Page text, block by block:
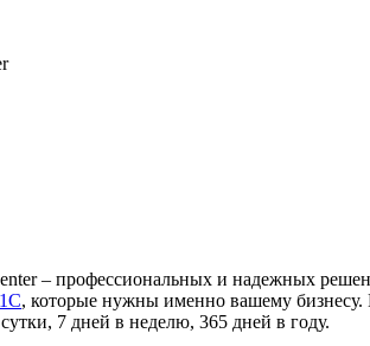
– профессиональных и надежных
1С, которые нужны именно вашему
7 дней в неделю, 365 дней в году.